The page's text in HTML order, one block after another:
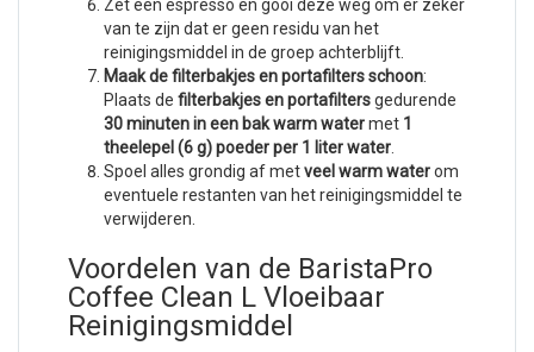
Zet een espresso en gooi deze weg om er zeker
van te zijn dat er geen residu van het
reinigingsmiddel in de groep achterblijft.
Maak de filterbakjes en portafilters schoon:
Plaats de filterbakjes en portafiltersgedurende
30 minuten in een bak warm watermet 1
theelepel (6 g) poeder per 1 liter water
Spoel alles grondig af metveel warm waterom
eventuele restanten van het reinigingsmiddel te
verwijderen.
Voordelen van de BaristaPro
Coffee Clean L Vloeibaar
Reinigingsmiddel